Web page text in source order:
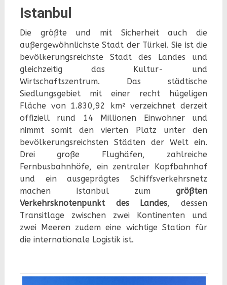
Istanbul
Die größte und mit Sicherheit auch die
außergewöhnlichste Stadt der Türkei. Sie ist die
bevölkerungsreichste Stadt des Landes und
gleichzeitig das Kultur- und
Wirtschaftszentrum. Das städtische
Siedlungsgebiet mit einer recht hügeligen
Fläche von 1.830,92 km² verzeichnet derzeit
offiziell rund 14 Millionen Einwohner und
nimmt somit den vierten Platz unter den
bevölkerungsreichsten Städten der Welt ein.
Drei große Flughäfen, zahlreiche
Fernbusbahnhöfe, ein zentraler Kopfbahnhof
und ein ausgeprägtes Schiffsverkehrsnetz
machen Istanbul zumgrößten
Verkehrsknotenpunkt des Landes, dessen
Transitlage zwischen zwei Kontinenten und
zwei Meeren zudem eine wichtige Station für
die internationale Logistik ist.